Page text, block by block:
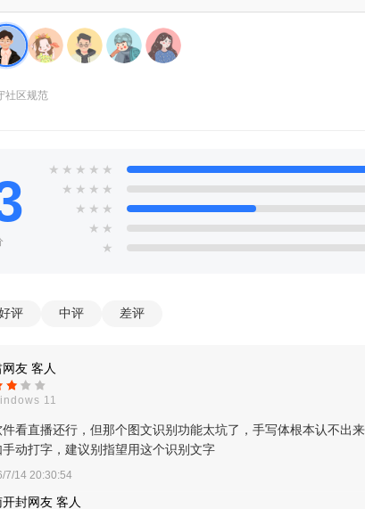
社区规范
★ ★ ★ ★ ★
★ ★ ★ ★
★ ★ ★
★ ★
★
评 中评 差评
友 客人
11
件看直播还行，但那个图文识别功能太坑了，手写体根本认不出
手动打字，建议别指望用这个识别文字
7/14 20:30:54
封网友 客人